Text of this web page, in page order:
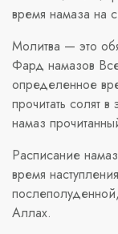
время намаза на
Молитва — это
Фард намазов
определенное
прочитать солят
намаз
Расписание
время
Аллах.